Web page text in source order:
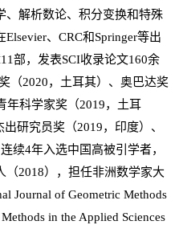
、解析数论、积分变换和特殊
Elsevier、CRC和Springer等出
11部， 发表SCI收录论文160余
（2020，土耳其）、奥巴达奖
年科学家奖（2019，土耳
研究员奖（2019，印度）、
续4年入选中国高被引学者，
（2018），担任非洲数学家大
Journal of Geometric Methods
in the Applied Sciences